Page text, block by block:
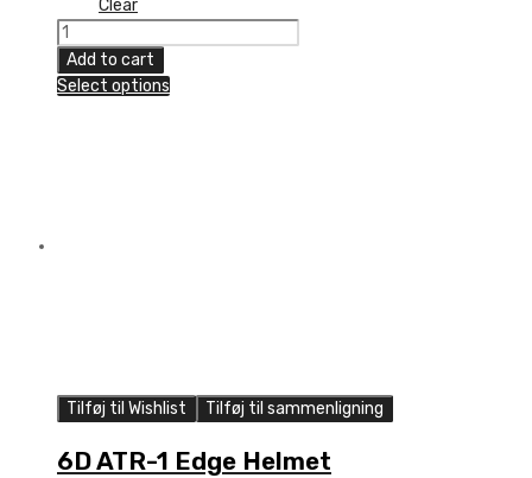
Clear
100%
Aircraft
Cheek
Add to cart
Select options
Tilføj til Wishlist Tilføj til sammenligning
6D ATR-1 Edge Helmet